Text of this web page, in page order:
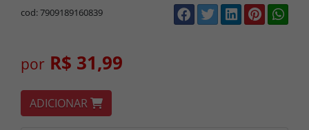
cod: 7909189160839
por R$ 31,99
ADICIONAR